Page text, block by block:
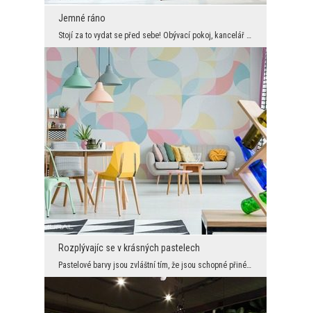
Jemné ráno
Stojí za to vydat se před sebe! Obývací pokoj, kancelář určená pro práci, ložnice - v tomto typu ...
Rozplývajíc se v krásných pastelech
Pastelové barvy jsou zvláštní tím, že jsou schopné přinést do interiéru spoustu kouzla a útulnost...